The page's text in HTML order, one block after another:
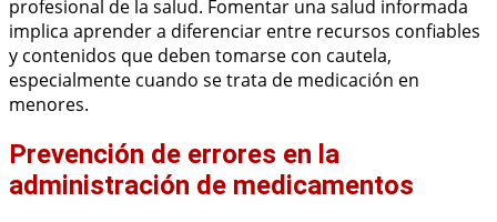
profesional de la salud. Fomentar una salud informada
implica aprender a diferenciar entre recursos confiables
y contenidos que deben tomarse con cautela,
especialmente cuando se trata de medicación en
menores.
Prevención de errores en la
administración de medicamentos